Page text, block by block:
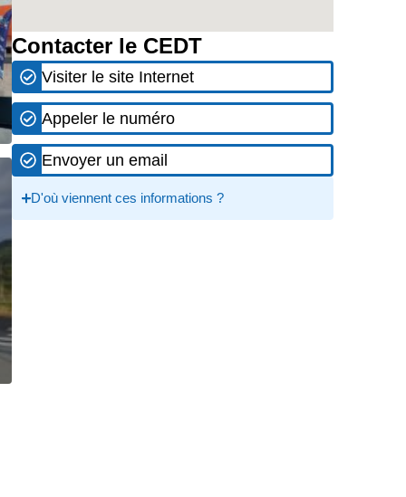
Contacter le CEDT
Visiter le site Internet
Appeler le numéro
Envoyer un email
D'où viennent ces informations ?